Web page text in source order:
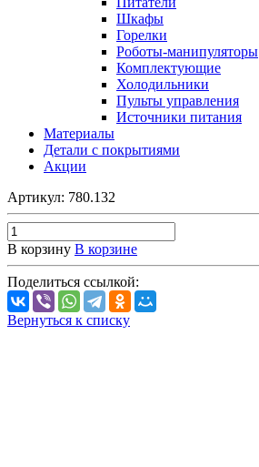
Шкафы
Горелки
Роботы-манипуляторы
Комплектующие
Холодильники
Пульты управления
Источники питания
Материалы
Детали с покрытиями
Акции
Артикул: 780.132
В корзину В корзине
Поделиться ссылкой:
Вернуться к списку